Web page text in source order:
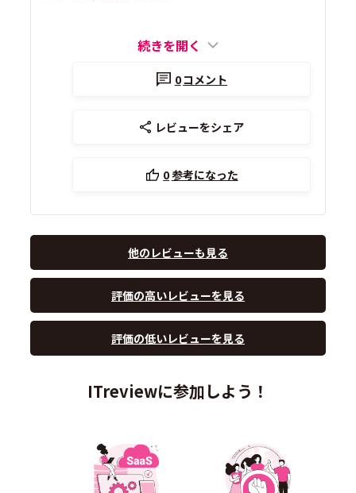
続きを開く
0コメント
レビューをシェア
0参考になった
他のレビューも見る
評価の高いレビューを見る
評価の低いレビューを見る
ITreviewに参加しよう！